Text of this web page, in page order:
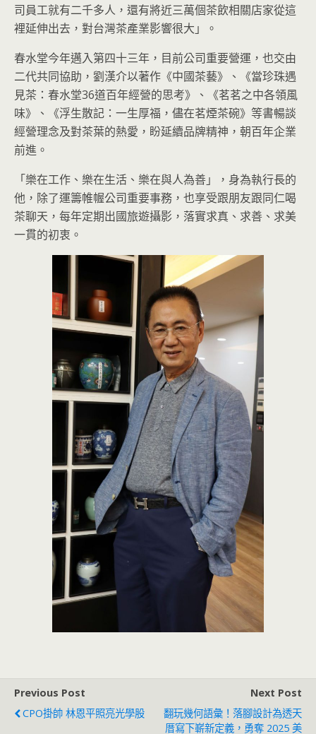
司員工就有二千多人，還有將近三萬個茶飲相關店家從這
裡延伸出去，對台灣茶產業影響很大」。
春水堂今年邁入第四十三年，目前公司重要營運，也交由
二代共同協助，劉漢介以著作《中國茶藝》、《當珍珠遇
見茶：春水堂36道百年經營的思考》、《茗茗之中各領風
味》、《浮生散記：一生厚福，儘在茗煙茶碗》等書暢談
經營理念及對茶葉的熱愛，盼延續品牌精神，朝百年企業
前進。
「樂在工作、樂在生活、樂在與人為善」，身為執行長的
他，除了運籌帷幄公司重要事務，也享受跟朋友跟同仁喝
茶聊天，每年定期出國旅遊攝影，落實求真、求善、求美
一貫的初衷。
Previous Post
CPO掛帥 林恩平照亮光學股
Next Post
翻玩幾何語彙！落腳設計為透天
厝寫下嶄新定義，勇奪 2025 美